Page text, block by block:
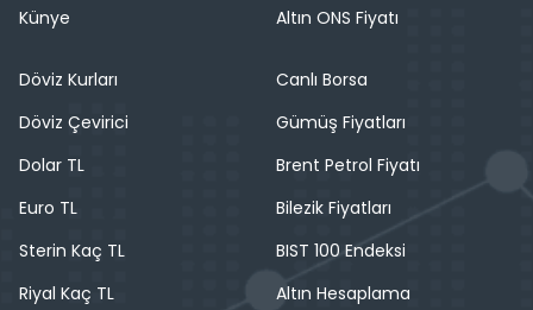
Künye
Altın ONS Fiyatı
Döviz Kurları
Döviz Çevirici
Dolar TL
Euro TL
Sterin Kaç TL
Riyal Kaç TL
Canlı Borsa
Gümüş Fiyatları
Brent Petrol Fiyatı
Bilezik Fiyatları
BIST 100 Endeksi
Altın Hesaplama